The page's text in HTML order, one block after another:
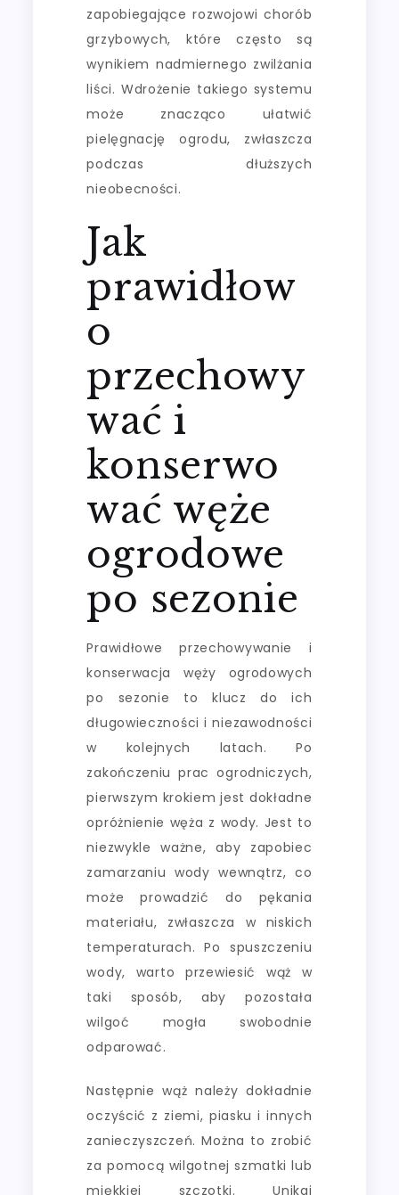
zapobiegające rozwojowi chorób
grzybowych, które często są
wynikiem nadmiernego zwilżania
liści. Wdrożenie takiego systemu
może znacząco ułatwić
pielęgnację ogrodu, zwłaszcza
podczas dłuższych
nieobecności.
Jak
prawidłow
o
przechowy
wać i
konserwo
wać węże
ogrodowe
po sezonie
Prawidłowe przechowywanie i
konserwacja węży ogrodowych
po sezonie to klucz do ich
długowieczności i niezawodności
w kolejnych latach. Po
zakończeniu prac ogrodniczych,
pierwszym krokiem jest dokładne
opróżnienie węża z wody. Jest to
niezwykle ważne, aby zapobiec
zamarzaniu wody wewnątrz, co
może prowadzić do pękania
materiału, zwłaszcza w niskich
temperaturach. Po spuszczeniu
wody, warto przewiesić wąż w
taki sposób, aby pozostała
wilgoć mogła swobodnie
odparować.
Następnie wąż należy dokładnie
oczyścić z ziemi, piasku i innych
zanieczyszczeń. Można to zrobić
za pomocą wilgotnej szmatki lub
miękkiej szczotki. Unikaj